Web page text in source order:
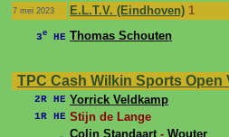
7 mei 2023 E.L.T.V. (Eindhoven) 1
3e HE Thomas Schouten
TPC Cash Wilkin Sports Open
2R HE Yorrick Veldkamp
1R HE Stijn de Lange
Colin Standaart - Wouter